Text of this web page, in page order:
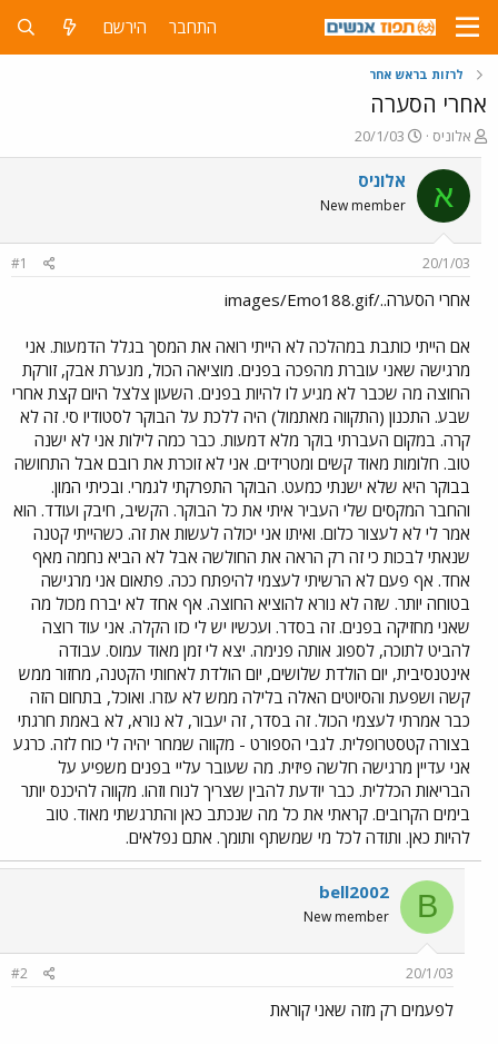
התחבר הירשם
לרזות בראש אחר
אחרי הסערה
פ
ו
ת
ח
ה
ש
א
אלוניס
פ
ו
ר
ם
ר
20/1/03
א אלוניס
New member
20/1/03
#1
אחרי הסערה../images/Emo188.gif
אם הייתי כותבת במהלכה לא הייתי רואה את המסך בגלל הדמעות. אני
מרגישה שאני עוברת מהפכה בפנים. מוציאה הכול, מנערת אבק, זורקת
החוצה מה שכבר לא מגיע לו להיות בפנים. השעון צלצל היום קצת אחרי
שבע. התכנון (התקווה מאתמול) היה ללכת על הבוקר לסטודיו סי. זה לא
קרה. במקום העברתי בוקר מלא דמעות. כבר כמה לילות אני לא ישנה
טוב. חלומות מאוד קשים ומטרידים. אני לא זוכרת את רובם אבל התחושה
בבוקר היא שלא ישנתי כמעט. הבוקר התפרקתי לגמרי. ובכיתי המון.
והחבר המקסים שלי העביר איתי את כל הבוקר. הקשיב, חיבק ועודד. הוא
אמר לי לא לעצור כלום. ואיתו אני יכולה לעשות את זה. כשהייתי קטנה
שנאתי לבכות כי זה רק הראה את החולשה אבל לא הביא נחמה מאף
אחד. אף פעם לא הרשיתי לעצמי להיפתח ככה. פתאום אני מרגישה
בטוחה יותר. שזה לא נורא להוציא החוצה. אף אחד לא יברח מכול מה
שאני מחזיקה בפנים. זה בסדר. ועכשיו יש לי כזו הקלה. אני עוד רוצה
להביט לתוכה, לספוג אותה פנימה. יצא לי זמן מאוד עמוס. עבודה
אינטנסיבית, יום הולדת שלושים, יום הולדת לאחותי הקטנה, מחזור ממש
קשה ושפעת והסיוטים האלה בלילה ממש לא עזרו. ואוכל, בתחום הזה
כבר אמרתי לעצמי הכול. זה בסדר, זה יעבור, לא נורא, לא באמת חרגתי
בצורה קטסטרופלית. לגבי הספורט - מקווה שמחר יהיה לי כוח לזה. כרגע
אני עדיין מרגישה חלשה פיזית. מה שעובר עליי בפנים משפיע על
הבריאות הכללית. כבר יודעת להבין שצריך לנוח וזהו. מקווה להיכנס יותר
בימים הקרובים. קראתי את כל מה שנכתב כאן והתרגשתי מאוד. טוב
להיות כאן. ותודה לכל מי שמשתף ותומך. אתם נפלאים.
B
bell2002
New member
20/1/03
#2
לפעמים רק מזה שאני קוראת